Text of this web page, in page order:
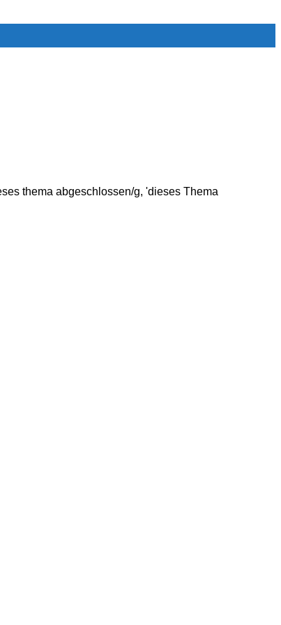
thema abgeschlossen/g, 'dieses Thema